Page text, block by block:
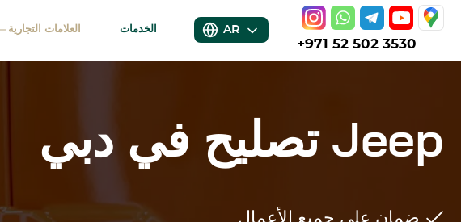
الخدمات العلامات التجارية AR
+971 52 502 3530
Jeep تصليح في دبي
ضمان على جميع الأعمال